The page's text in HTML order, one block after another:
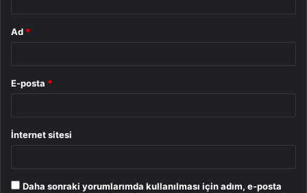
Ad *
E-posta *
İnternet sitesi
Daha sonraki yorumlarımda kullanılması için adım, e-posta